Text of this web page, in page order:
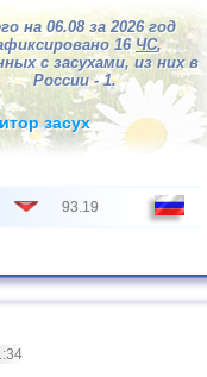
на 06.08 за 2026 год
16ЧС,
с засухами, из них в
России - 1.
засух
93.19